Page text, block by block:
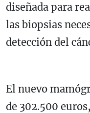
diseñada para
las biopsias
detección del
El nuevo
de 302.500